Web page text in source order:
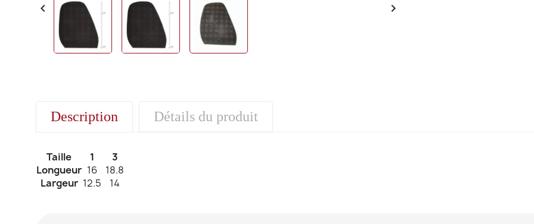
 
Description Détails du produit
Taille 1
3
Longueur 16
18.8
Largeur 12.5 14